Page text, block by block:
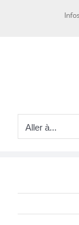
Aller à...